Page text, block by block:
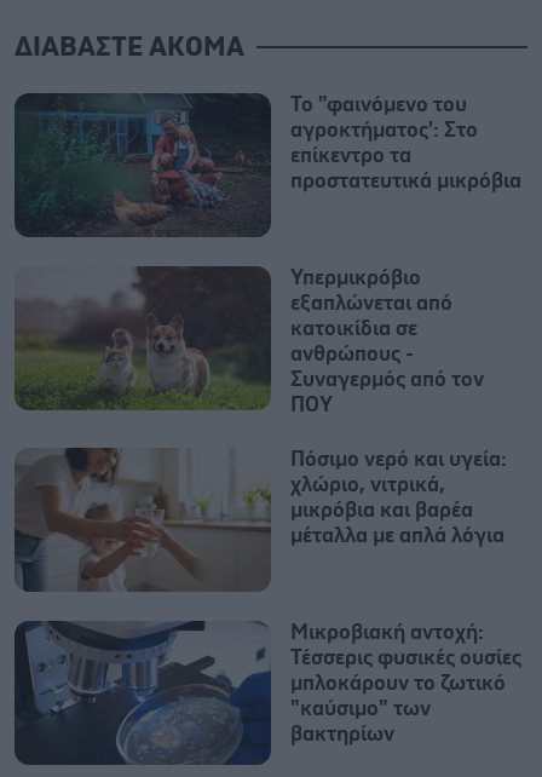
ΔΙΑΒΑΣΤΕ ΑΚΟΜΑ
Το "φαινόμενο του
αγροκτήματος': Στο
επίκεντρο τα
προστατευτικά μικρόβια
Υπερμικρόβιο
εξαπλώνεται από
κατοικίδια σε
ανθρώπους -
Συναγερμός από τον
ΠΟΥ
Πόσιμο νερό και υγεία:
χλώριο, νιτρικά,
μικρόβια και βαρέα
μέταλλα με απλά λόγια
Μικροβιακή αντοχή:
Τέσσερις φυσικές ουσίες
μπλοκάρουν το ζωτικό
"καύσιμο" των
βακτηρίων